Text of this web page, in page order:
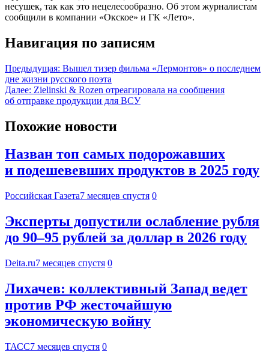
несушек, так как это нецелесообразно. Об этом журналистам
сообщили в компании «Окское» и ГК «Лето».
Навигация по записям
Предыдущая: Вышел тизер фильма «Лермонтов» о последнем
дне жизни русского поэта
Далее: Zielinski & Rozen отреагировала на сообщения
об отправке продукции для ВСУ
Похожие новости
Назван топ самых подорожавших
и подешевевших продуктов в 2025 году
Российская Газета7 месяцев спустя 0
Эксперты допустили ослабление рубля
до 90–95 рублей за доллар в 2026 году
Deita.ru7 месяцев спустя 0
Лихачев: коллективный Запад ведет
против РФ жесточайшую
экономическую войну
ТАСС7 месяцев спустя 0